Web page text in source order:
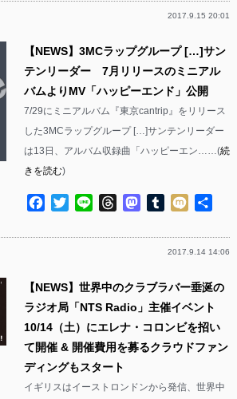
2017.9.15 20:01
【NEWS】3MCラップグループ […]サン
テンリーダー 7月リリースのミニアル
バムよりMV「ハッピーエンド」公開
7/29にミニアルバム『東京cantrip』をリリース
した3MCラップグループ […]サンテンリーダー
は13日、アルバム収録曲「ハッピーエン……(続
きを読む)
Facebook
TwitterLine ThreadsMastodon
Tumblr
Mixi
2017.9.14 14:06
【NEWS】世界中のクラブラバー垂涎の
ラジオ局「NTS Radio」主催イベント
10/14（土）にエレナ・コロンビを招い
て開催 & 開催費用を募るクラウドファン
ディングもスタート
イギリスはイーストロンドンから発信、世界中